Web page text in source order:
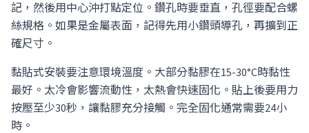
記，然後用中心沖打點定位。鑽孔時要垂直，孔徑要配合螺
絲規格。如果是金屬表面，記得先用小鑽頭導孔，再擴到正
確尺寸。
黏貼式安裝要注意環境溫度。大部分黏膠在15-30°C時黏性
最好。太冷會影響流動性，太熱會快速固化。貼上後要用力
按壓至少30秒，讓黏膠充分接觸。完全固化通常需要24小
時。